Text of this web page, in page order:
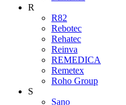
R
R82
Rebotec
Rehatec
Reinva
REMEDICA
Remetex
Roho Group
S
Sano